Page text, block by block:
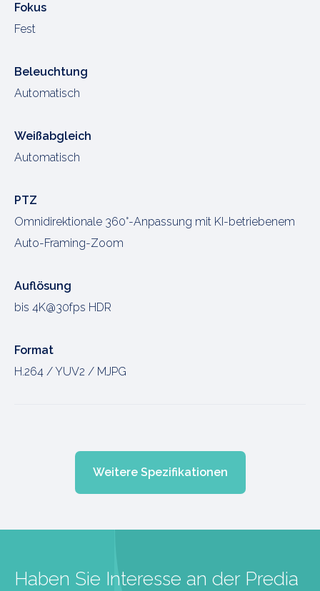
Fokus
Fest
Beleuchtung
Automatisch
Weißabgleich
Automatisch
PTZ
Omnidirektionale 360°-Anpassung mit KI-betriebenem
Auto-Framing-Zoom
Auflösung
bis 4K@30fps HDR
Format
H.264 / YUV2 / MJPG
Weitere Spezifikationen
Haben Sie Interesse an der Predia